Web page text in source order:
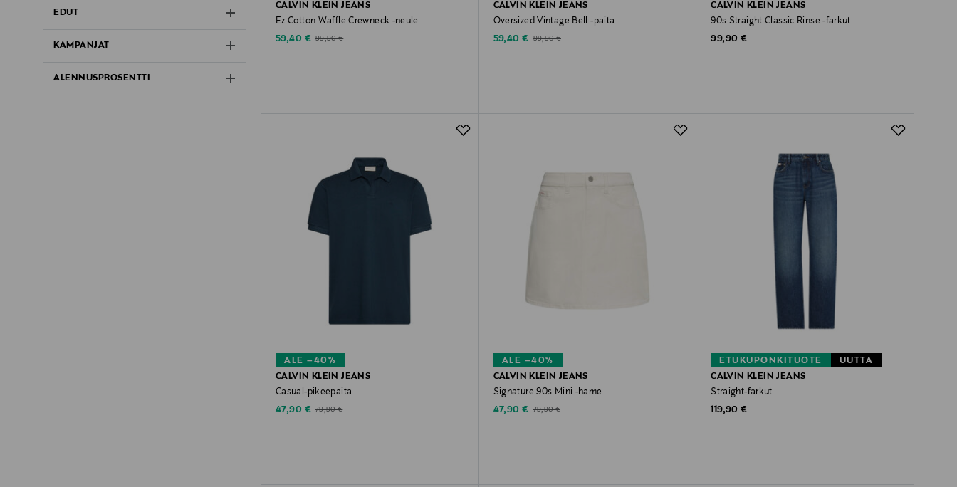
EDUT
KAMPANJAT
ALENNUSPROSENTTI
CALVIN KLEIN JEANS
Ez Cotton Waffle Crewneck -neule
Discounted Price
59,40 € Original Price
99,90 €
CALVIN KLEIN JEANS
Oversized Vintage Bell -paita
Discounted Price
59,40 € Original Price
99,90 €
CALVIN KLEIN JEANS
90s Straight Classic Rinse -farkut
Original Price
99,90 €
ALE –40%
CALVIN KLEIN JEANS
Casual-pikeepaita
Discounted Price
47,90 € Original Price
79,90 €
ALE –40%
CALVIN KLEIN JEANS
Signature 90s Mini -hame
Discounted Price
47,90 € Original Price
79,90 €
ETUKUPONKITUOTE
UUTTA
CALVIN KLEIN JEANS
Straight-farkut
Original Price
119,90 €